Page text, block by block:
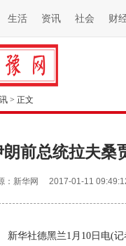
生活 资讯 社会 财
> 正文
朗前总统拉夫桑
：新华网 2017-01-11
新华社德黑兰1月10日电(